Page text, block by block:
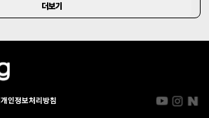
더보기
개인정보처리방침